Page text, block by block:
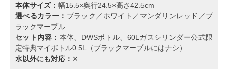
本体サイズ： 幅15.5×奥行24.5×高さ42.5cm
選べるカラー： ブラック／ホワイト／マンダリンレッド／ブ
ラックマーブル
セット内容： 本体、DWSボトル、60Lガスシリンダー公式限
定特典マイボトル0.5L（ブラックマーブルにはナシ）
水以外にも対応： ✕